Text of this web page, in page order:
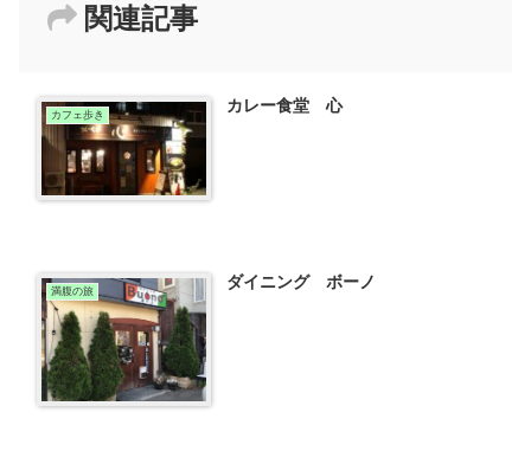
関連記事
カフェ歩き カレー食堂 心
満腹の旅 ダイニング ボーノ